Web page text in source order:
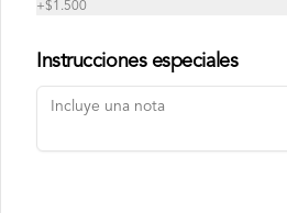
Iniciar sesión
+$1.500
Instrucciones especiales